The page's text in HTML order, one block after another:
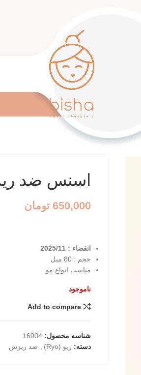
اسنس ضد ریزش
650,000 تومان
انقضاء : 2025/11
حجم : 80 میل
مناسب انواع مو
ناموجود
Add to compare
شناسه محصول: 16004
دسته: ریو (Ryo) ضد ریزش